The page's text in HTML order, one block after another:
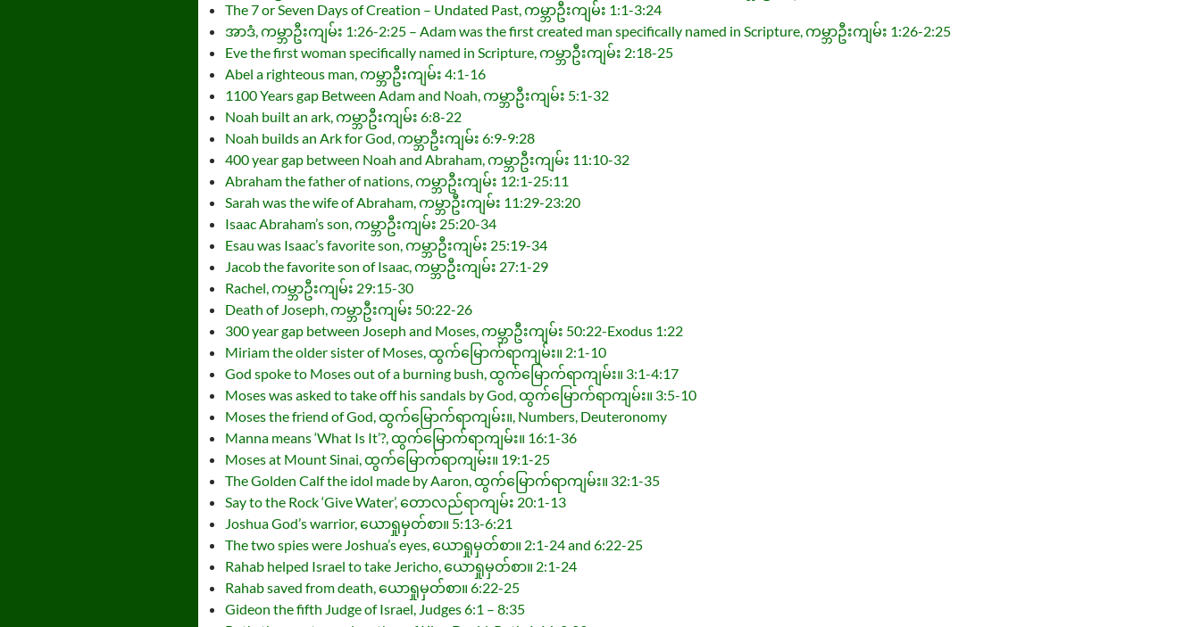
The 7 or Seven Days of Creation – Undated Past, ကမ္ဘာဦးကျမ်း 1:1-3:24
အာဒံ, ကမ္ဘာဦးကျမ်း 1:26-2:25 – Adam was the first created man specifically named in Scripture, ကမ္ဘာဦးကျမ်း 1:26-2:25
Eve the first woman specifically named in Scripture, ကမ္ဘာဦးကျမ်း 2:18-25
Abel a righteous man, ကမ္ဘာဦးကျမ်း 4:1-16
1100 Years gap Between Adam and Noah, ကမ္ဘာဦးကျမ်း 5:1-32
Noah built an ark, ကမ္ဘာဦးကျမ်း 6:8-22
Noah builds an Ark for God, ကမ္ဘာဦးကျမ်း 6:9-9:28
400 year gap between Noah and Abraham, ကမ္ဘာဦးကျမ်း 11:10-32
Abraham the father of nations, ကမ္ဘာဦးကျမ်း 12:1-25:11
Sarah was the wife of Abraham, ကမ္ဘာဦးကျမ်း 11:29-23:20
Isaac Abraham’s son, ကမ္ဘာဦးကျမ်း 25:20-34
Esau was Isaac’s favorite son, ကမ္ဘာဦးကျမ်း 25:19-34
Jacob the favorite son of Isaac, ကမ္ဘာဦးကျမ်း 27:1-29
Rachel, ကမ္ဘာဦးကျမ်း 29:15-30
Death of Joseph, ကမ္ဘာဦးကျမ်း 50:22-26
300 year gap between Joseph and Moses, ကမ္ဘာဦးကျမ်း 50:22-Exodus 1:22
Miriam the older sister of Moses, ထွက်မြောက်ရာကျမ်း။ 2:1-10
God spoke to Moses out of a burning bush, ထွက်မြောက်ရာကျမ်း။ 3:1-4:17
Moses was asked to take off his sandals by God, ထွက်မြောက်ရာကျမ်း။ 3:5-10
Moses the friend of God, ထွက်မြောက်ရာကျမ်း။, Numbers, Deuteronomy
Manna means ‘What Is It’?, ထွက်မြောက်ရာကျမ်း။ 16:1-36
Moses at Mount Sinai, ထွက်မြောက်ရာကျမ်း။ 19:1-25
The Golden Calf the idol made by Aaron, ထွက်မြောက်ရာကျမ်း။ 32:1-35
Say to the Rock ‘Give Water’, တောလည်ရာကျမ်း 20:1-13
Joshua God’s warrior, ယောရှုမှတ်စာ။ 5:13-6:21
The two spies were Joshua’s eyes, ယောရှုမှတ်စာ။ 2:1-24 and 6:22-25
Rahab helped Israel to take Jericho, ယောရှုမှတ်စာ။ 2:1-24
Rahab saved from death, ယောရှုမှတ်စာ။ 6:22-25
Gideon the fifth Judge of Israel, Judges 6:1 – 8:35